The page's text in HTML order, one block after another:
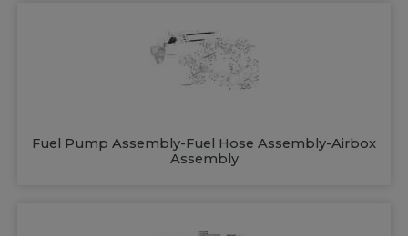
Fuel Pump Assembly-Fuel Hose Assembly-Airbox
Assembly